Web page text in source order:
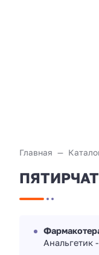
Главная
Анальгетик